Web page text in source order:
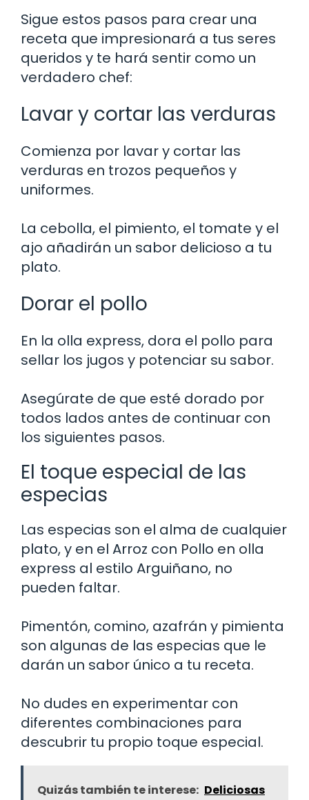
Sigue estos pasos para crear una
receta que impresionará a tus seres
queridos y te hará sentir como un
verdadero chef:
Lavar y cortar las verduras
Comienza por lavar y cortar las
verduras en trozos pequeños y
uniformes.
La cebolla, el pimiento, el tomate y el
ajo añadirán un sabor delicioso a tu
plato.
Dorar el pollo
En la olla express, dora el pollo para
sellar los jugos y potenciar su sabor.
Asegúrate de que esté dorado por
todos lados antes de continuar con
los siguientes pasos.
El toque especial de las
especias
Las especias son el alma de cualquier
plato, y en el Arroz con Pollo en olla
express al estilo Arguiñano, no
pueden faltar.
Pimentón, comino, azafrán y pimienta
son algunas de las especias que le
darán un sabor único a tu receta.
No dudes en experimentar con
diferentes combinaciones para
descubrir tu propio toque especial.
Quizás también te interese: Deliciosas